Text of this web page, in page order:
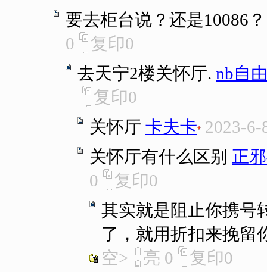
要去柜台说？还是10086？
0
复印0
去天宁2楼关怀厅. nb自
复印0
关怀厅 卡夫卡 2023-6-
关怀厅有什么区别 正
0
复印0
其实就是阻止你携号
了，就用折扣来挽留
空>
亮 0 复印0